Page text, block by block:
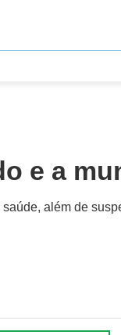
e a
além de